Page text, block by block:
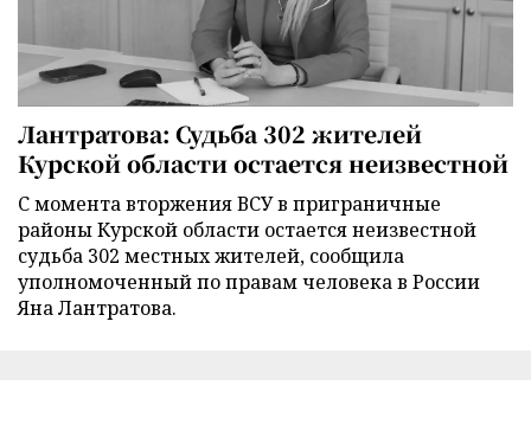
Лантратова: Судьба 302 жителей
Курской области остается неизвестной
С момента вторжения ВСУ в приграничные
районы Курской области остается неизвестной
судьба 302 местных жителей, сообщила
уполномоченный по правам человека в России
Яна Лантратова.